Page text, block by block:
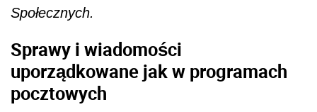
Społecznych.
Sprawy i wiadomości
uporządkowane jak w programach
pocztowych